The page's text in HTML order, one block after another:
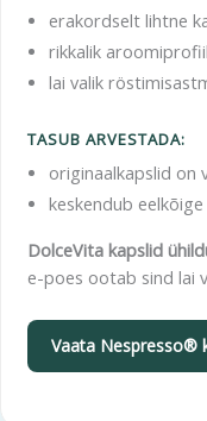
erakordselt lihtne
rikkalik aroomiprofiil
lai valik
TASUB ARVESTADA:
originaalkapslid on
keskendub
DolceVita kapslid
e-poes ootab sind lai
Vaata Nespresso®